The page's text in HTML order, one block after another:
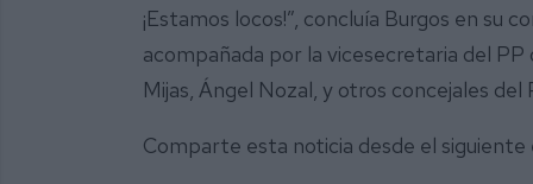
¡Estamos locos!”, concluía Burgos en su
acompañada por la vicesecretaria del
Mijas, Ángel Nozal, y otros concejales del
Comparte esta noticia desde el siguiente